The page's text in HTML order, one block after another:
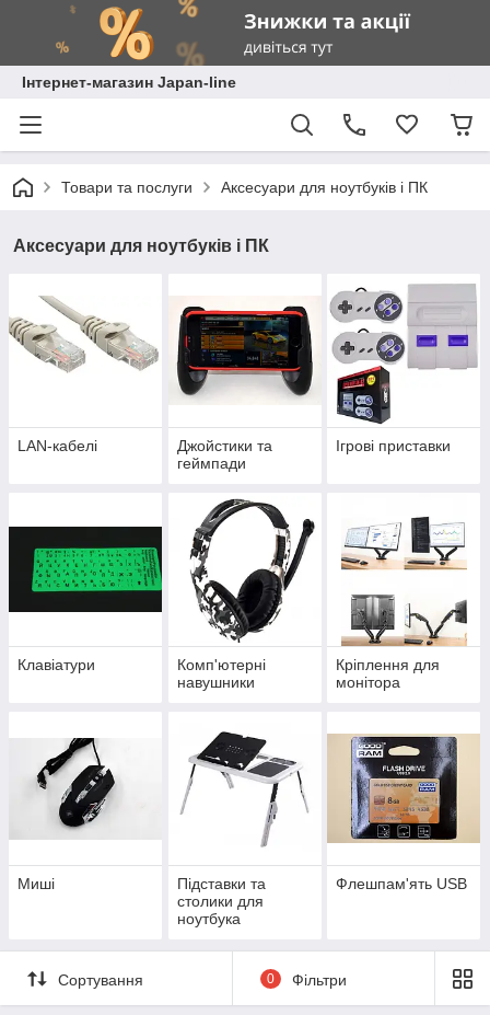
Інтернет-магазин Japan-line
Товари та послуги Аксесуари для ноутбуків і ПК
Аксесуари для ноутбуків і ПК
LAN-кабелі
Джойстики та
геймпади
Ігрові приставки
Клавіатури
Комп'ютерні
навушники
Кріплення для
монітора
Миші
Підставки та
столики для
ноутбука
Флешпам'ять USB
Сортування 0 Фільтри